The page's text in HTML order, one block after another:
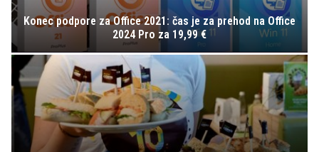
Konec podpore za Office 2021: čas je za prehod na Office
2024 Pro za 19,99 €